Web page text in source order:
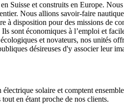
Suisse et construits en Europe.
Nous allions savoir-faire
à disposition pour des missions de
sont économiques à l’emploi et
et novateurs, nos unités
désireuses d'y associer leur
solaire et comptent
en étant proche de nos clients.